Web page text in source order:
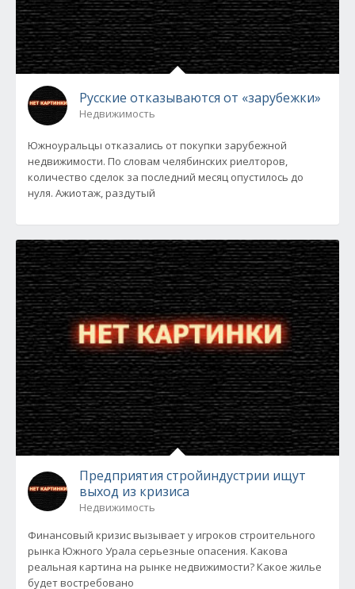
Русские отказываются от «зарубежки»
Недвижимость
Южноуральцы отказались от покупки зарубежной
недвижимости. По словам челябинских риелторов,
количество сделок за последний месяц опустилось до
нуля. Ажиотаж, раздутый
Предприятия стройиндустрии ищут
выход из кризиса
Недвижимость
Финансовый кризис вызывает у игроков строительного
рынка Южного Урала серьезные опасения. Какова
реальная картина на рынке недвижимости? Какое жилье
будет востребовано